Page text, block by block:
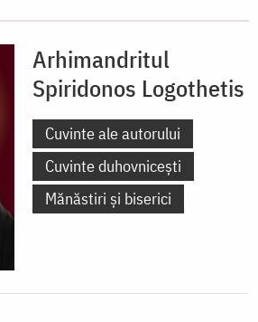
Arhimandritul
Spiridonos Logothetis
Cuvinte ale autorului
Cuvinte duhovnicești
Mănăstiri și biserici